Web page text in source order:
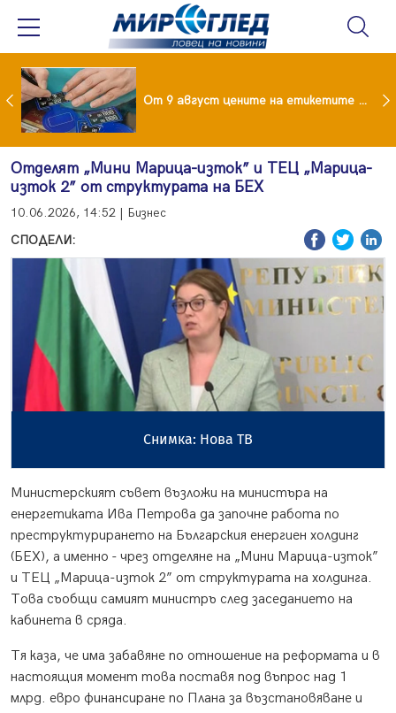
Проект за изграждане на 13-етажна "мегаджамия" разгневи жителите на Лондон От 9 август цените на етикетите само в евро
Отделят „Мини Марица-изток” и ТЕЦ „Марица-
изток 2” от структурата на БЕХ
10.06.2026, 14:52 | Бизнес
СПОДЕЛИ:
Снимка: Нова ТВ
Министерският съвет възложи на министъра на
енергетиката Ива Петрова да започне работа по
преструктурирането на Българския енергиен холдинг
(БЕХ), а именно - чрез отделяне на „Мини Марица-изток”
и ТЕЦ „Марица-изток 2” от структурата на холдинга.
Това съобщи самият министръ след заседанието на
кабинета в сряда.
Тя каза, че има забавяне по отношение на реформата и в
настоящия момент това поставя под въпрос над 1
млрд. евро финансиране по Плана за възстановяване и